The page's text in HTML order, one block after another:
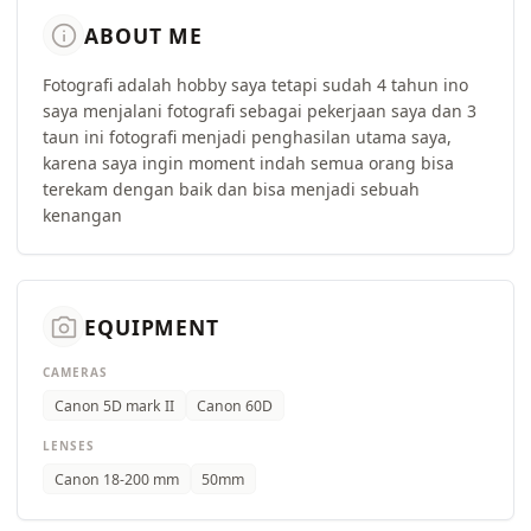
info ABOUT ME
Fotografi adalah hobby saya tetapi sudah 4 tahun ino
saya menjalani fotografi sebagai pekerjaan saya dan 3
taun ini fotografi menjadi penghasilan utama saya,
karena saya ingin moment indah semua orang bisa
terekam dengan baik dan bisa menjadi sebuah
kenangan
camera_alt EQUIPMENT
CAMERAS
Canon 5D mark II Canon 60D
LENSES
Canon 18-200 mm 50mm